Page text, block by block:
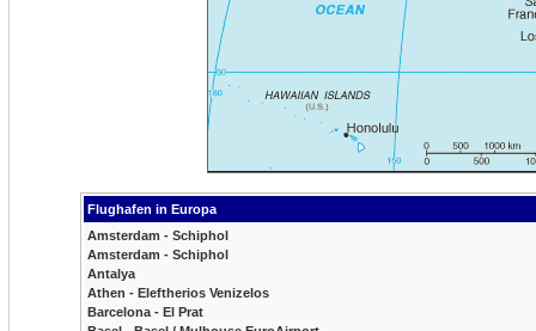
Flughafen in Europa
Amsterdam - Schiphol
Amsterdam - Schiphol
Antalya
Athen - Eleftherios Venizelos
Barcelona - El Prat